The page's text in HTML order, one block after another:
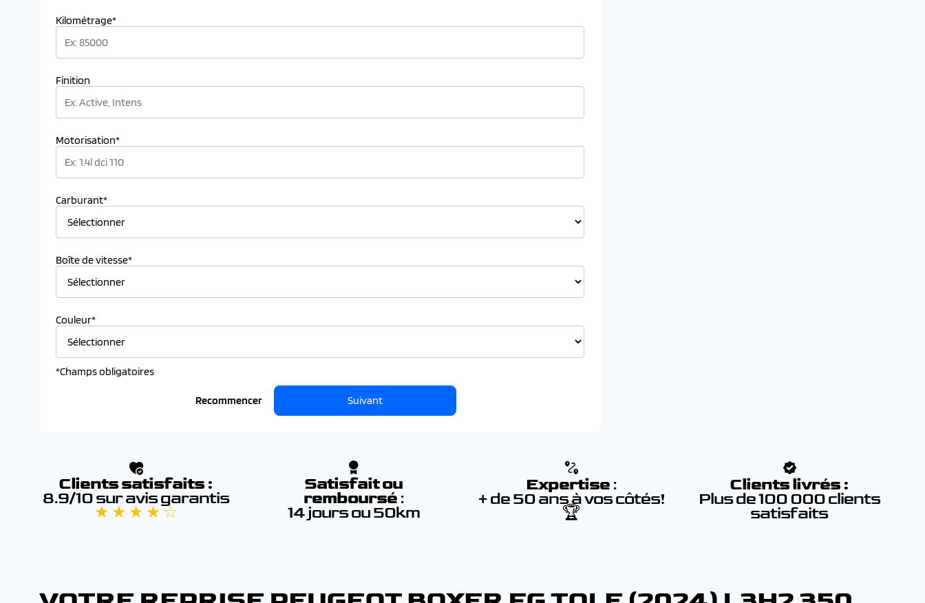
Kilométrage*
Finition
Motorisation*
Carburant*
Boîte de vitesse*
Couleur*
*Champs obligatoires
Recommencer Suivant
Clients satisfaits :
8.9/10 sur avis garantis
★ ★ ★ ★ ☆
Satisfait ou
remboursé :
14 jours ou 50km
Expertise :
+ de 50 ans à vos côtés!
🏆
Clients livrés :
Plus de 100 000 clients
satisfaits